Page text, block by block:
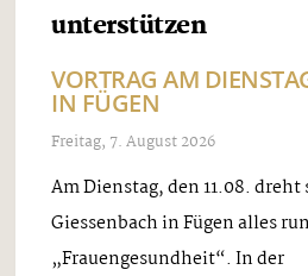
unterstützen
VORTRAG AM
IN FÜGEN
Freitag, 7. August 2026
Am Dienstag, den 11.08.
Giessenbach in Fügen alles
„Frauengesundheit“. In der